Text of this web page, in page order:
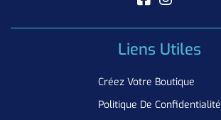
Liens Utiles
Créez Votre Boutique
Politique De Confidentialité